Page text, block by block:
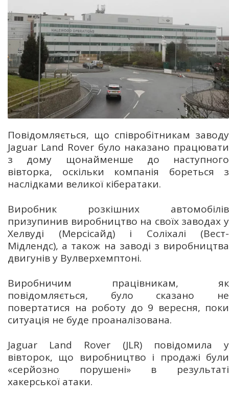
Повідомляється, що співробітникам заводу
Jaguar Land Rover було наказано працювати
з дому щонайменше до наступного
вівторка, оскільки компанія бореться з
наслідками великої кібератаки.
Виробник розкішних автомобілів
призупинив виробництво на своїх заводах у
Хелвуді (Мерсісайд) і Соліхалі (Вест-
Мідлендс), а також на заводі з виробництва
двигунів у Вулверхемптоні.
Виробничим працівникам, як
повідомляється, було сказано не
повертатися на роботу до 9 вересня, поки
ситуація не буде проаналізована.
Jaguar Land Rover (JLR) повідомила у
вівторок, що виробництво і продажі були
«серйозно порушені» в результаті
хакерської атаки.